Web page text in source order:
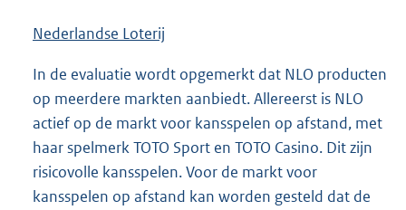
Nederlandse Loterij
In de evaluatie wordt opgemerkt dat NLO producten
op meerdere markten aanbiedt. Allereerst is NLO
actief op de markt voor kansspelen op afstand, met
haar spelmerk TOTO Sport en TOTO Casino. Dit zijn
risicovolle kansspelen. Voor de markt voor
kansspelen op afstand kan worden gesteld dat de